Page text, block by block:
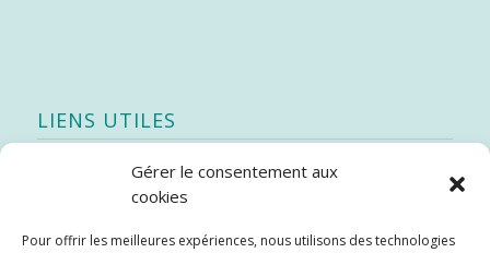
Gérer le consentement aux
cookies
Pour offrir les meilleures expériences, nous utilisons des technologies
LIENS UTILES
Quoi de neuf
Stratégie québécoise d’économie d’eau potable